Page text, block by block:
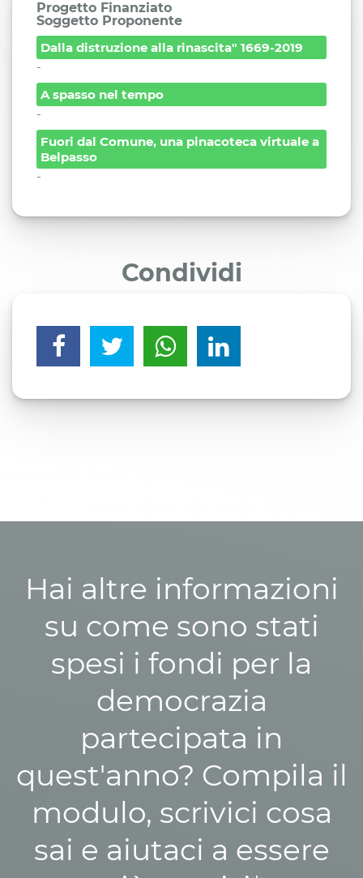
Progetto Finanziato
Soggetto Proponente
Dalla distruzione alla rinascita" 1669-2019
-
A spasso nel tempo
-
Fuori dal Comune, una pinacoteca virtuale a
Belpasso
-
Condividi
Hai altre informazioni
su come sono stati
spesi i fondi per la
democrazia
partecipata in
quest'anno? Compila il
modulo, scrivici cosa
sai e aiutaci a essere